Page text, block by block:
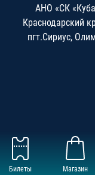
Билеты Магазин
АНО «СК
Краснодарский
пгт.Сириус,